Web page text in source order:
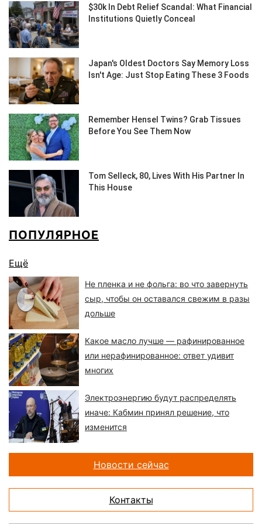
ПОПУЛЯРНОЕ
Ещё
Не пленка и не фольга: во что завернуть
сыр, чтобы он оставался свежим в разы
дольше
Какое масло лучше — рафинированное
или нерафинированное: ответ удивит
многих
Электроэнергию будут распределять
иначе: Кабмин принял решение, что
изменится
Новости сейчас
Контакты